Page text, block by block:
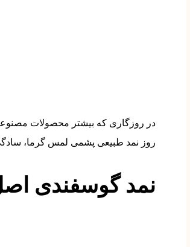
روز نمد طبیعی پشمی لمس گرما،
نمد گوسفندی